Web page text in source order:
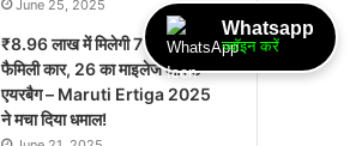
June 25, 2025
₹8.96 लाख में मिलेगी 7-सीटर
फैमिली कार, 26 का माइलेज और 6
एयरबैग – Maruti Ertiga 2025
ने मचा दिया धमाल!
Whatsapp
ज्वॉइन करें